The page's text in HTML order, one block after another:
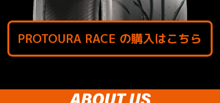
PROTOURA RACE の購入はこちら